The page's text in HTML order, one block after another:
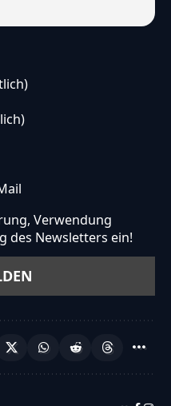
Verwendung
des Newsletters ein!